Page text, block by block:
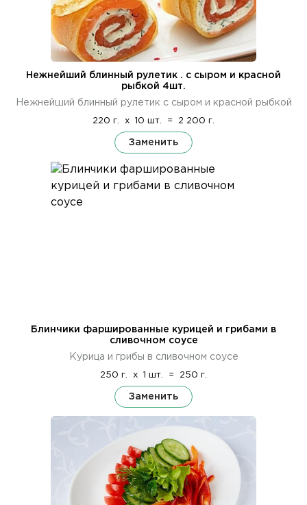
Нежнейший блинный рулетик . с сыром и красной
рыбкой 4шт.
Нежнейший блинный рулетик с сыром и красной рыбкой
220 г. x 10 шт. = 2 200 г.
Заменить
Блинчики фаршированные курицей и грибами в
сливочном соусе
Курица и грибы в сливочном соусе
250 г. x 1 шт. = 250 г.
Заменить